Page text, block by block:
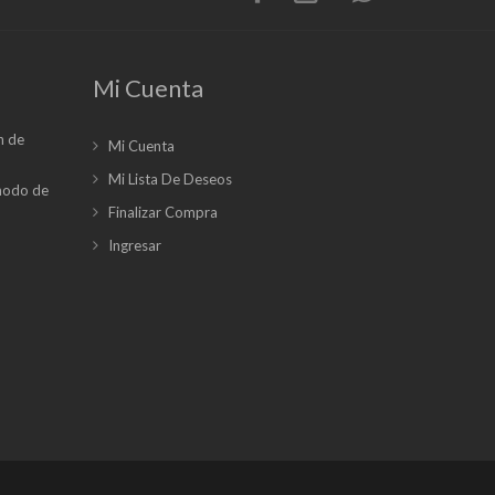
de
de
Mi Cuenta
Mi Cuenta
Mi Lista De Deseos
Finalizar Compra
Ingresar